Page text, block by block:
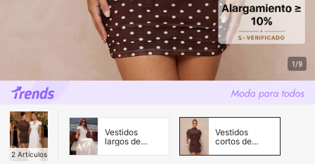
1/9
2 Artículos
Vestidos
largos de
Vestidos
cortos de